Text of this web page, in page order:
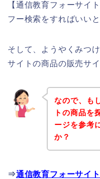
【通信教育フォーサ
フー検索をすればいい
そして、ようやくみつ
サイトの商品の販売サイ
なので、も
トの商品を
ージを参考
か？
⇒通信教育フォーサイ